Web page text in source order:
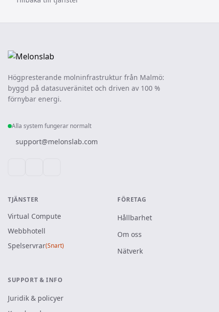
Högpresterande molninfrastruktur från Malmö:
byggd på datasuveränitet och driven av 100 %
förnybar energi.
Alla system fungerar normalt
support@melonslab.com
TJÄNSTER
Virtual Compute
Webbhotell
Spelservrar(Snart)
FÖRETAG
Hållbarhet
Om oss
Nätverk
SUPPORT & INFO
Juridik & policyer